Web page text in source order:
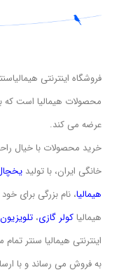
فروشگاه اینترنتی
محصولات هیمالیا است که
عرضه می کند.
خرید محصولات با خیال
خانگی ایران، با تولید
هیمالیا، نام بزرگی برای
هیمالیاکولر گازی، تلویزیون
اینترنتی هیمالیا سنتر
به فروش می رساند و با